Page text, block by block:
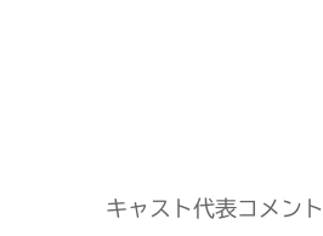
キャスト代表コメント